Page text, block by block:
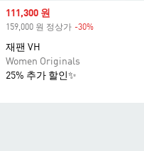
Sale price
111,300 원
159,000 원 정상가 -30%
재팬 VH
Women Originals
25% 추가 할인✨